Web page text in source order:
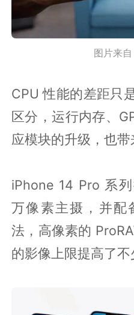
图片来
CPU 性能的差距只
区分，运行内存、
应模块的升级，也带
iPhone 14 Pro 系
万像素主摄，并配
法，高像素的
的影像上限提高了不